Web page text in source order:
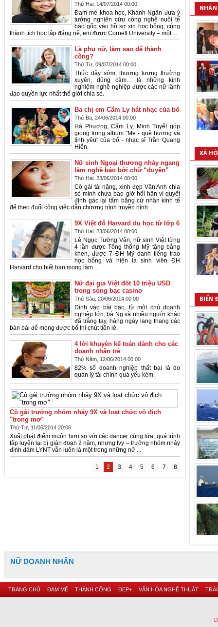
Thứ Hai, 14/07/2014 00:00
Đam mê khoa học, Khánh Ngân đưa ý
tưởng nghiên cứu công nghệ nuôi tế
bào gốc vào hồ sơ xin học bổng; cùng
thành tích học tập đáng nể, em được Cornell University – một ...
Là phụ nữ, làm sao để thành
công?
Thứ Tư, 09/07/2014 00:00
Thức dậy sớm, thương lượng thường
xuyên, dũng cảm… là những kinh
nghiệm nghề nghiệp được các nữ lãnh
đạo quyền lực nhất thế giới chia sẻ.
Ba chị em Cẩm Ly hát nhạc của bố
Thứ Ba, 24/06/2014 00:00
Hà Phương, Cẩm Ly, Minh Tuyết góp
giọng trong album "Mẹ - quê hương và
tình yêu" của bố - nhạc sĩ Trần Quang
Hiển.
Nữ sinh Ngoại thương nhảy ngang
làm nghề báo bởi chữ “duyên”
Thứ Hai, 23/06/2014 00:00
Cô gái tài năng, xinh đẹp Vân Anh chia
sẻ mình chưa bao giờ hối hận vì quyết
định gác lại tấm bằng cử nhân kinh tế
để theo đuổi công việc dẫn chương trình truyền hình ...
9X Việt đỗ Harvard du học từ lớp 6
Thứ Hai, 23/06/2014 00:00
Lê Ngọc Tường Vân, nữ sinh Việt từng
4 lần được Tổng thống Mỹ tặng bằng
khen, được 7 ĐH Mỹ danh tiếng trao
học bổng và hiện là sinh viên ĐH
Harvard cho biết bạn mong làm ...
Nữ đại gia Việt đốt 10 triệu USD
trong sòng bạc casino
Thứ Sáu, 20/06/2014 00:00
Dính vào bài bạc, từ một chủ doanh
nghiệp lớn, bà Ng và nhiều người khác
đã trắng tay, hàng ngày lang thang các
bàn bài để mong được bố thí chút tiền lẻ.
4 lời khuyên kế toán dành cho các
doanh nhân trẻ
Thứ Năm, 12/06/2014 00:00
82% số doanh nghiệp thất bại là do
quản lý tài chính quá yếu kém.
Cô gái trưởng nhóm nhảy 9X và loạt chức vô địch
"trong mơ"
Thứ Tư, 11/06/2014 20:06
Xuất phát điểm muộn hơn so với các dancer cùng lứa, quá trình
tập luyện lại bị gián đoạn 2 năm, nhưng Ivy – trưởng nhóm nhảy
đình đám LYNT vẫn luôn là một trong những nữ ...
1 2 3 4 5 6 7 8
XÃ
BIỂN
NỮ DOANH NHÂN
TRANG CHỦ ĐAM MÊ THÀNH CÔNG ĐẸP+ VĂN HÓA NGHỆ THUẬT